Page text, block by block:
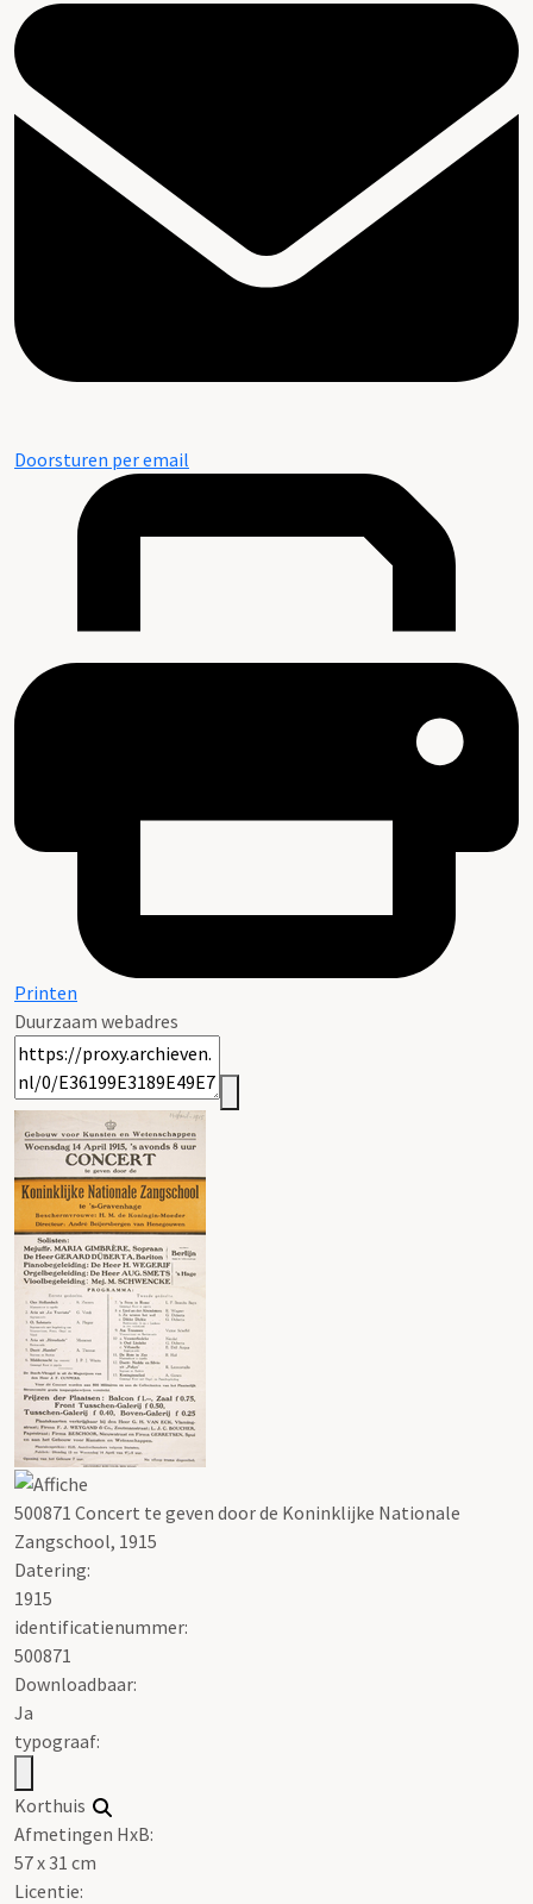
Doorsturen per email
Printen
Duurzaam webadres
500871 Concert te geven door de Koninklijke Nationale
Zangschool, 1915
Datering:
1915
identificatienummer:
500871
Downloadbaar:
Ja
typograaf:
Korthuis
Afmetingen HxB:
57 x 31 cm
Licentie: